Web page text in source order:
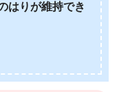
はりが維持でき